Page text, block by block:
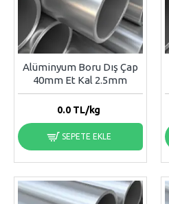
Alüminyum Boru Dış Çap
40mm Et Kal 2.5mm
0.0TL/kg
SEPETE EKLE